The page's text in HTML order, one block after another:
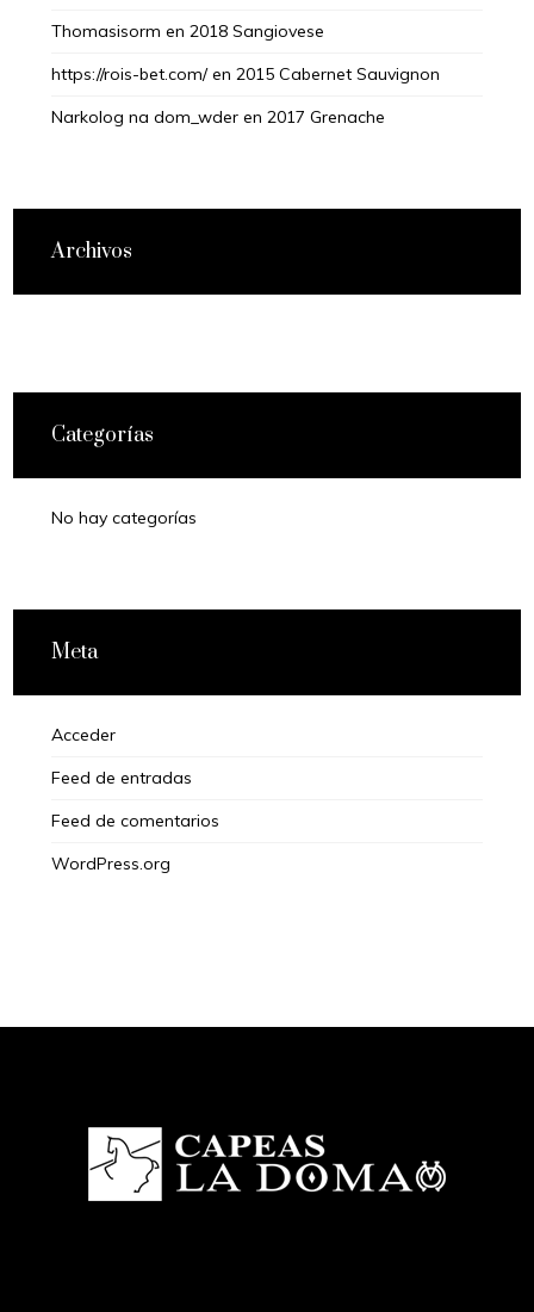
Thomasisorm en 2018 Sangiovese
https://rois-bet.com/en 2015 Cabernet Sauvignon
Narkolog na dom_wder en 2017 Grenache
Archivos
Categorías
No hay categorías
Meta
Acceder
Feed de entradas
Feed de comentarios
WordPress.org